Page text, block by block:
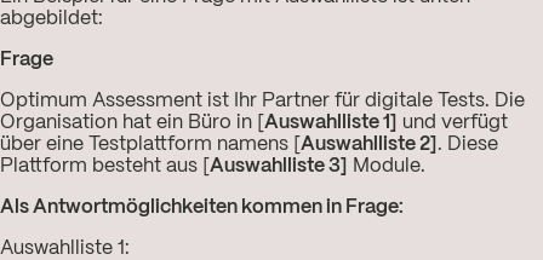
abgebildet:
Frage
Optimum Assessment ist Ihr Partner für digitale Tests. Die
Organisation hat ein Büro in [ Auswahlliste 1]
und verfügt
über eine Testplattform namens [ Auswahlliste 2] . Diese
Plattform besteht aus [ Auswahlliste 3] Module.
Als Antwortmöglichkeiten kommen in Frage:
Auswahlliste 1: